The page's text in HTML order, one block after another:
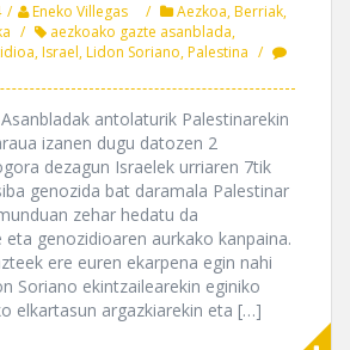
Eneko Villegas Aezkoa,Berriak,
aezkoako gazte asanblada,
,Israel,Lidon Soriano,Palestina
antolaturik Palestinarekin
izanen dugu datozen 2
dezagun Israelek urriaren 7tik
genozida bat daramala Palestinar
zehar hedatu da
eta genozidioaren aurkako kanpaina.
ere euren ekarpena egin nahi
Soriano ekintzailearekin eginiko
elkartasun argazkiarekin eta […]